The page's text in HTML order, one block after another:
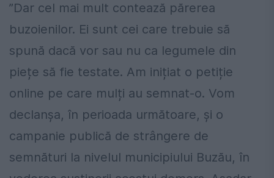
”Dar cel mai mult contează părerea
buzoienilor. Ei sunt cei care trebuie să
spună dacă vor sau nu ca legumele din
piețe să fie testate. Am inițiat o petiție
online pe care mulți au semnat-o. Vom
declanșa, în perioada următoare, și o
campanie publică de strângere de
semnături la nivelul municipiului Buzău, în